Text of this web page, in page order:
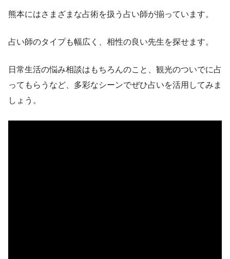
熊本にはさまざまな占術を扱う占い師が揃っています。
占い師のタイプも幅広く、相性の良い先生を探せます。
日常生活の悩み相談はもちろんのこと、観光のついでに占
ってもらうなど、多彩なシーンでぜひ占いを活用してみま
しょう。